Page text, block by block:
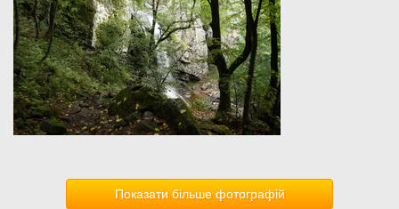
Показати більше фотографій